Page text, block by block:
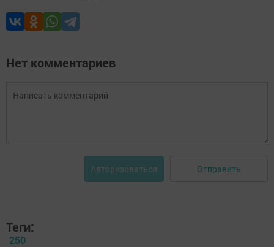
Нет комментариев
Авторизоваться Отправить
Теги:
250